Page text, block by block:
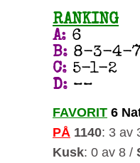
RANKING
A: 6
B: 8-3-4-7
C: 5-1-2
D: ––
FAVORIT 6
PÅ 1140: 3 av
Kusk: 0 av 8 /